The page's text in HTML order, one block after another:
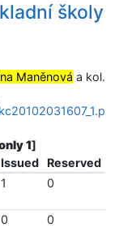
školy
Maněnová a kol.
1]
Issued
Reserved
1 0
0 0